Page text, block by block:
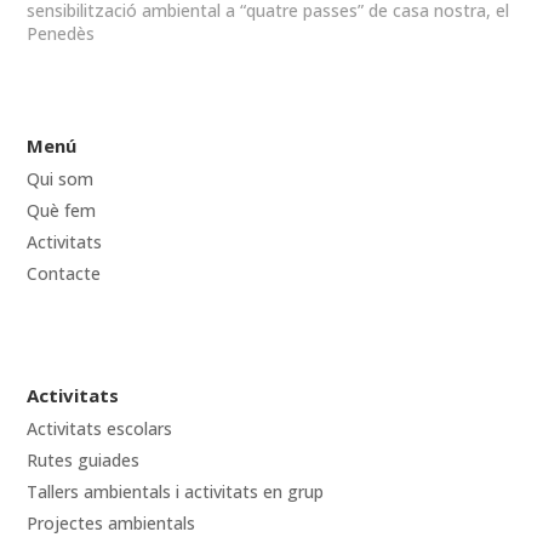
sensibilització ambiental a “quatre passes” de casa nostra, el
Penedès
Menú
Qui som
Què fem
Activitats
Contacte
Activitats
Activitats escolars
Rutes guiades
Tallers ambientals i activitats en grup
Projectes ambientals